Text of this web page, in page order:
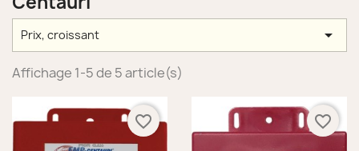
Prix, croissant 
Affichage 1-5 de 5 article(s)
favorite_border favorite_border